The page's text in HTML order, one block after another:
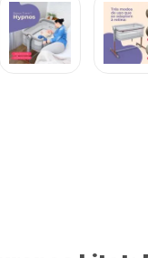
Litet 0 - 36kg -